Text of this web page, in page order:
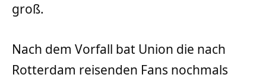
groß.
Nach dem Vorfall bat Union die nach
Rotterdam reisenden Fans nochmals